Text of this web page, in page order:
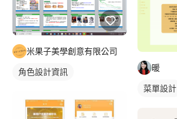
米果子美學創意有限公司
角色設計資訊 暖
菜單設計